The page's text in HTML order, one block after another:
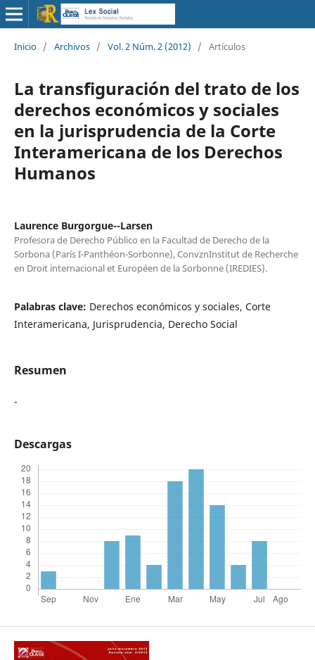
Inicio / Archivos / Vol. 2 Núm. 2 (2012) / Artículos
La transfiguración del trato de los
derechos económicos y sociales
en la jurisprudencia de la Corte
Interamericana de los Derechos
Humanos
Laurence Burgorgue--Larsen
Profesora de Derecho Público en la Facultad de Derecho de la
Sorbona (París I-Panthéon-Sorbonne), ConvznInstitut de Recherche
en Droit internacional et Européen de la Sorbonne (IREDIES).
Palabras clave: Derechos económicos y sociales, Corte
Interamericana, Jurisprudencia, Derecho Social
Resumen
-
Descargas